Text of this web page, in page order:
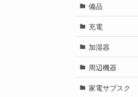
備品
充電
加湿器
周辺機器
家電サブスク